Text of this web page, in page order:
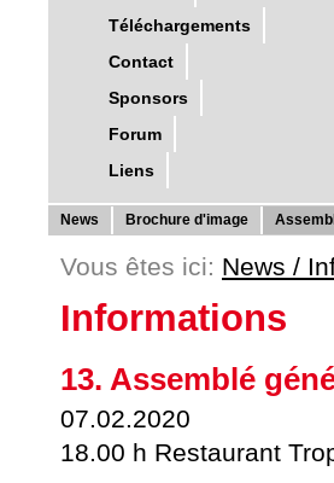
Téléchargements
Contact
Sponsors
Forum
Liens
News Brochure d'image
Vous êtes ici: News /
Informations
13. Assemblé
07.02.2020
18.00 h Restaurant